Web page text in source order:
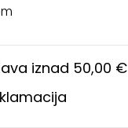
iznad 50,00 €